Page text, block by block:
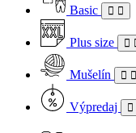
Basic
Plus size
Mušelín
Výpredaj